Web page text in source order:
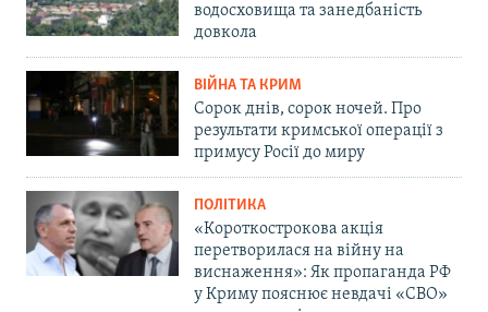
водосховища та занедбаність
довкола
ВІЙНА ТА КРИМ
Сорок днів, сорок ночей. Про
результати кримської операції з
примусу Росії до миру
ПОЛІТИКА
«Короткострокова акція
перетворилася на війну на
виснаження»: Як пропаганда РФ
у Криму пояснює невдачі «СВО»